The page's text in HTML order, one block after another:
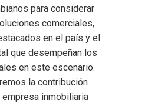
para considerar
comerciales,
en el país y el
que desempeñan los
en este escenario.
la contribución
inmobiliaria